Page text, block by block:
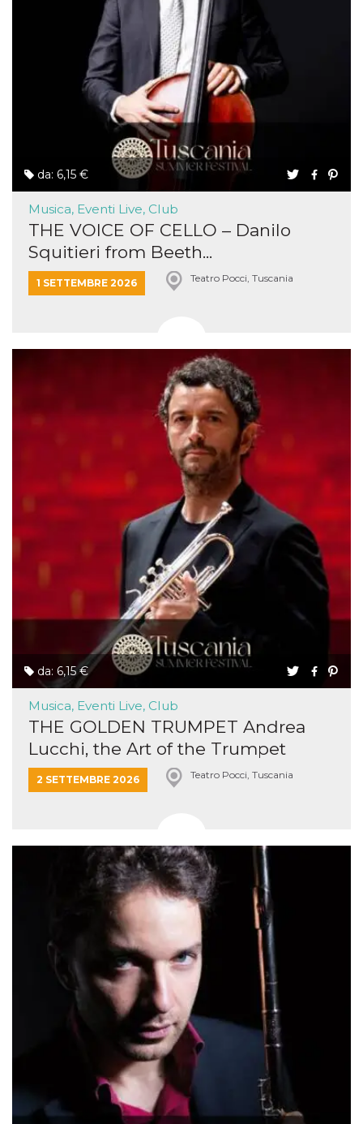
da: 6,15 €
Musica, Eventi Live, Club
THE VOICE OF CELLO – Danilo
Squitieri from Beeth...
1 SETTEMBRE 2026 Teatro Pocci, Tuscania
da: 6,15 €
Musica, Eventi Live, Club
THE GOLDEN TRUMPET Andrea
Lucchi, the Art of the Trumpet
2 SETTEMBRE 2026 Teatro Pocci, Tuscania